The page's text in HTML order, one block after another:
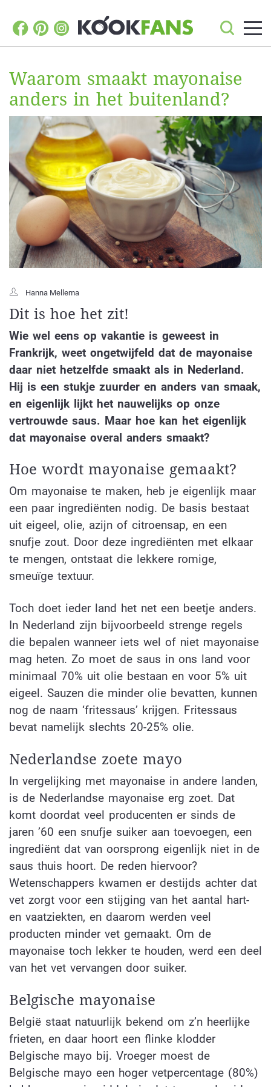
Waarom smaakt mayonaise
anders in het buitenland?
Hanna Mellema
Dit is hoe het zit!
Wie wel eens op vakantie is geweest in
Frankrijk, weet ongetwijfeld dat de mayonaise
daar niet hetzelfde smaakt als in Nederland.
Hij is een stukje zuurder en anders van smaak,
en eigenlijk lijkt het nauwelijks op onze
vertrouwde saus. Maar hoe kan het eigenlijk
dat mayonaise overal anders smaakt?
Hoe wordt mayonaise gemaakt?
Om mayonaise te maken, heb je eigenlijk maar
een paar ingrediënten nodig. De basis bestaat
uit eigeel, olie, azijn of citroensap, en een
snufje zout. Door deze ingrediënten met elkaar
te mengen, ontstaat die lekkere romige,
smeuïge textuur.
Toch doet ieder land het net een beetje anders.
In Nederland zijn bijvoorbeeld strenge regels
die bepalen wanneer iets wel of niet mayonaise
mag heten. Zo moet de saus in ons land voor
minimaal 70% uit olie bestaan en voor 5% uit
eigeel. Sauzen die minder olie bevatten, kunnen
nog de naam ‘fritessaus’ krijgen. Fritessaus
bevat namelijk slechts 20-25% olie.
Nederlandse zoete mayo
In vergelijking met mayonaise in andere landen,
is de Nederlandse mayonaise erg zoet. Dat
komt doordat veel producenten er sinds de
jaren ’60 een snufje suiker aan toevoegen, een
ingrediënt dat van oorsprong eigenlijk niet in de
saus thuis hoort. De reden hiervoor?
Wetenschappers kwamen er destijds achter dat
vet zorgt voor een stijging van het aantal hart-
en vaatziekten, en daarom werden veel
producten minder vet gemaakt. Om de
mayonaise toch lekker te houden, werd een deel
van het vet vervangen door suiker.
Belgische mayonaise
België staat natuurlijk bekend om z’n heerlijke
frieten, en daar hoort een flinke klodder
Belgische mayo bij. Vroeger moest de
Belgische mayo een hoger vetpercentage (80%)